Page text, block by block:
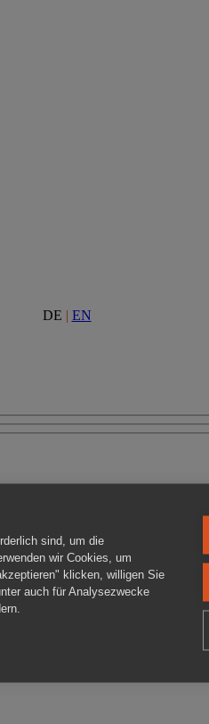
DE | EN
sind, um die
wir Cookies, um
klicken, willigen Sie
auch für Analysezwecke